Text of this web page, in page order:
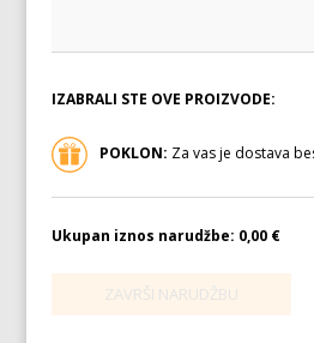
IZABRALI STE OVE PROIZVODE:
POKLON: Za vas je dostava
Ukupan iznos narudžbe: 0,00 €